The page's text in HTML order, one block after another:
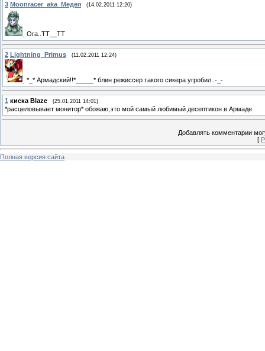
3 Moonracer_aka_Медея (14.02.2011 12:20)
Ога..ТТ__ТТ
2 Lightning_Primus (11.02.2011 12:24)
*_* Армадский!!*_____* блин режиссер такого сикера угробил..-_-
1 киска Blaze (25.01.2011 14:01)
*расцеловывает монитор* обожаю,это мой самый любимый десептикон в Армаде
Добавлять комментарии
[
Полная версия сайта